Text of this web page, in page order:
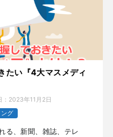
たい『4大マスメディ
2023年11月2日
グ
る、新聞、雑誌、テレ